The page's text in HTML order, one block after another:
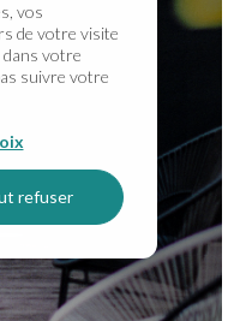
vos
de votre visite
dans votre
suivre votre
refuser